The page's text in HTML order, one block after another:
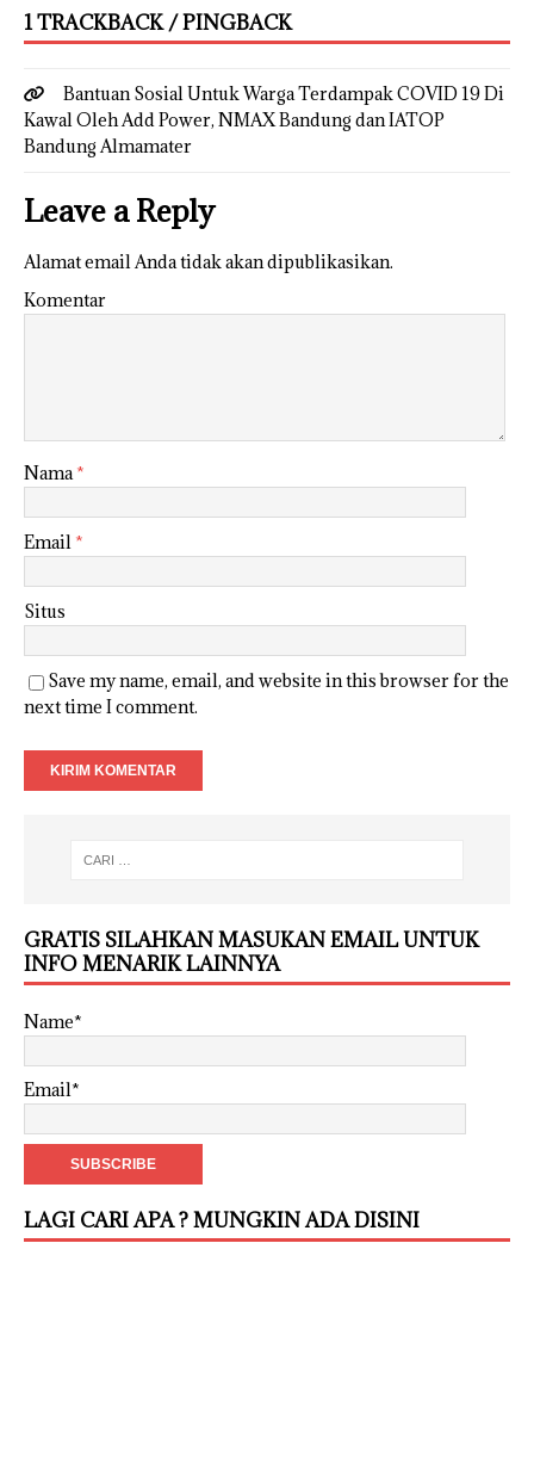
1 TRACKBACK / PINGBACK
Bantuan Sosial Untuk Warga Terdampak COVID 19 Di
Kawal Oleh Add Power, NMAX Bandung dan IATOP
Bandung Almamater
Leave a Reply
Alamat email Anda tidak akan dipublikasikan.
Komentar
Nama*
Email *
Situs
Save my name, email, and website in this browser for the
next time I comment.
GRATIS SILAHKAN MASUKAN EMAIL UNTUK
INFO MENARIK LAINNYA
Name*
Email*
LAGI CARI APA ? MUNGKIN ADA DISINI